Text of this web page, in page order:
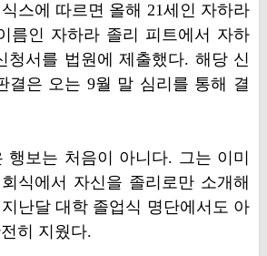
스에 따르면 올해 21세인 자하라
름인 자하라 졸리 피트에서 자하
청서를 법원에 제출했다. 해당 신
결은 오는 9월 말 심리를 통해 결
행보는 처음이 아니다. 그는 이미
식에서 자신을 졸리로만 소개해
난달 대학 졸업식 명단에서도 아
히 지웠다.